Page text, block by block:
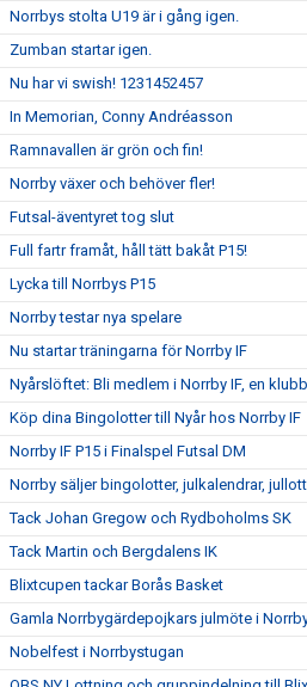
Norrbys stolta U19 är i gång igen.
Zumban startar igen.
Nu har vi swish! 1231452457
In Memorian, Conny Andréasson
Ramnavallen är grön och fin!
Norrby växer och behöver fler!
Futsal-äventyret tog slut
Full fartr framåt, håll tätt bakåt P15!
Lycka till Norrbys P15
Norrby testar nya spelare
Nu startar träningarna för Norrby IF
Nyårslöftet: Bli medlem i Norrby IF, en
Köp dina Bingolotter till Nyår hos Norrby IF
Norrby IF P15 i Finalspel Futsal DM
Norrby säljer bingolotter, julkalendrar,
Tack Johan Gregow och Rydboholms SK
Tack Martin och Bergdalens IK
Blixtcupen tackar Borås Basket
Gamla Norrbygärdepojkars julmöte i
Nobelfest i Norrbystugan